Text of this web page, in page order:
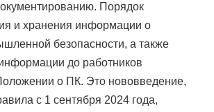
Порядок
и хранения информации о
безопасности, а также
до работников
о ПК. Это нововведение,
с 1 сентября 2024 года,